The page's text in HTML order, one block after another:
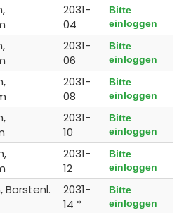
2031-
04
Bitte
einloggen
2031-
06
Bitte
einloggen
2031-
08
Bitte
einloggen
2031-
10
Bitte
einloggen
2031-
12
Bitte
einloggen
Borstenl.
2031-
14 *
Bitte
einloggen